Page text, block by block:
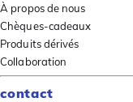
À propos de nous
Chèques-cadeaux
Produits dérivés
Collaboration
contact